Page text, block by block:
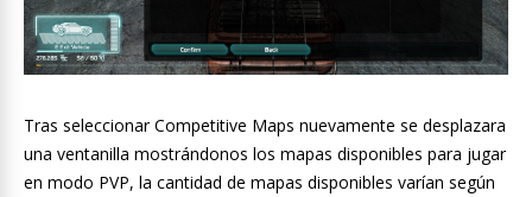
Tras seleccionar Competitive Maps nuevamente se desplazara
una ventanilla mostrándonos los mapas disponibles para jugar
en modo PVP, la cantidad de mapas disponibles varían según